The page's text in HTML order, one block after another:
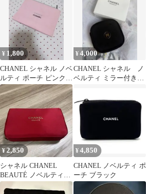
¥ 1,800
CHANEL シャネル ノベ
ルティ ポーチ ピンク
キャンバス
¥4,000
CHANEL シャネル ノ
ベルティ ミラー付きポ
¥2,850
シャネル CHANEL
BEAUTÉ ノベルティポ
ーチ訳あり
¥ 4,850
CHANEL ノベルティ ポ
ーチ ブラック